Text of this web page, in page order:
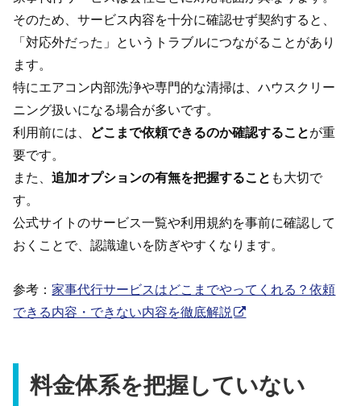
そのため、サービス内容を十分に確認せず契約すると、
「対応外だった」というトラブルにつながることがあり
ます。
特にエアコン内部洗浄や専門的な清掃は、ハウスクリー
ニング扱いになる場合が多いです。
利用前には、 どこまで依頼できるのか確認することが重
要です。
また、追加オプションの有無を把握すること も大切で
す。
公式サイトのサービス一覧や利用規約を事前に確認して
おくことで、認識違いを防ぎやすくなります。
参考：家事代行サービスはどこまでやってくれる？依頼
できる内容・できない内容を徹底解説
料金体系を把握していない